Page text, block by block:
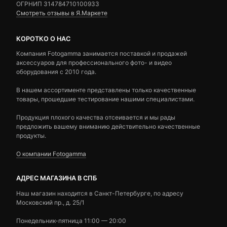
ОГРНИП 314784710100933
Смотреть отзывы в Я.Маркете
КОРОТКО О НАС
Компания Fotogamma занимается поставкой и продажей
аксессуаров для профессионального фото- и видео
оборудования с 2010 года.
В нашем ассортименте представлены только качественные
товары, прошедшие тестирование нашими специалистами.
Продукция плохого качества отсеивается и мы рады
предложить вашему вниманию действительно качественные
продукты.
О компании Fotogamma
АДРЕС МАГАЗИНА В СПБ
Наш магазин находится в Санкт-Петербурге, по адресу
Московский пр., д. 25/1
Понедельник-пятница 11:00 — 20:00